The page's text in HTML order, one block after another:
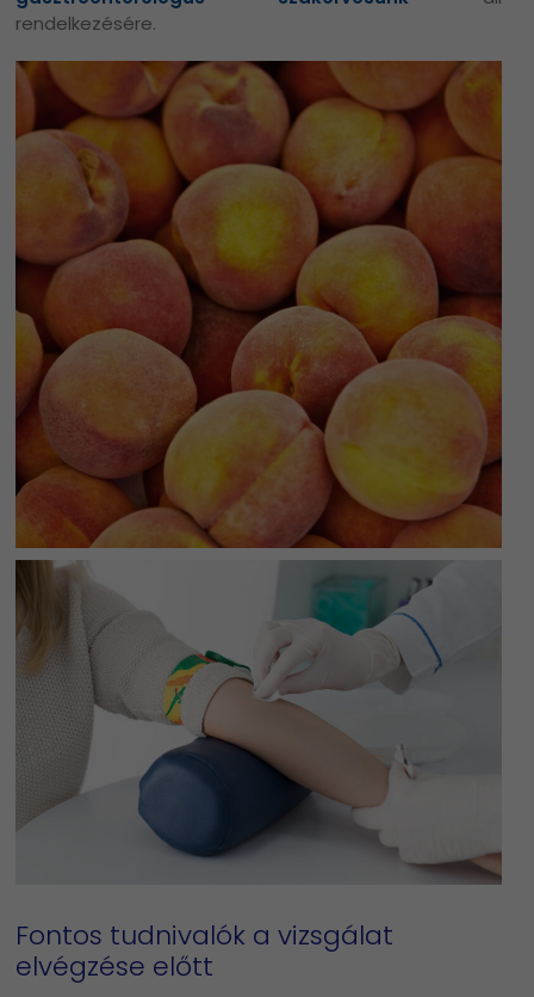
rendelkezésére.
Fontos tudnivalók a vizsgálat
elvégzése előtt